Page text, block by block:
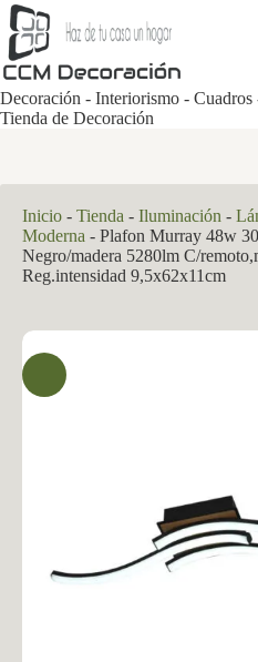
Saltar
al
contenido
Decoración - Interiorismo - Cuadros
Tienda de Decoración
Inicio - Tienda - Iluminación -
Moderna - Plafon Murray 48w
Negro/madera 5280lm C/
Reg.intensidad 9,5x62x11cm